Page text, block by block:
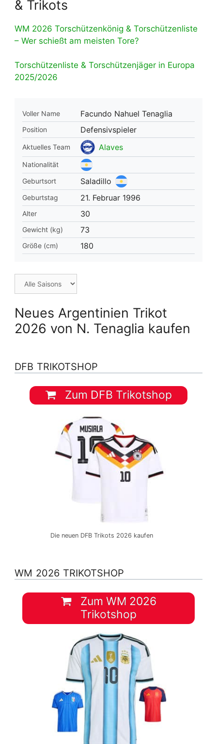
& Trikots
WM 2026 Torschützenkönig & Torschützenliste
– Wer schießt am meisten Tore?
Torschützenliste & Torschützenjäger in Europa
2025/2026
Voller Name Facundo Nahuel Tenaglia
Position Defensivspieler
Aktuelles Team Alaves
Nationalität
Geburtsort
Saladillo
Geburtstag 21. Februar 1996
Alter 30
Gewicht (kg) 73
Größe (cm) 180
Neues Argentinien Trikot
2026 von N. Tenaglia kaufen
DFB TRIKOTSHOP
Zum DFB Trikotshop
Die neuen DFB Trikots 2026 kaufen
WM 2026 TRIKOTSHOP
Zum WM 2026
Trikotshop